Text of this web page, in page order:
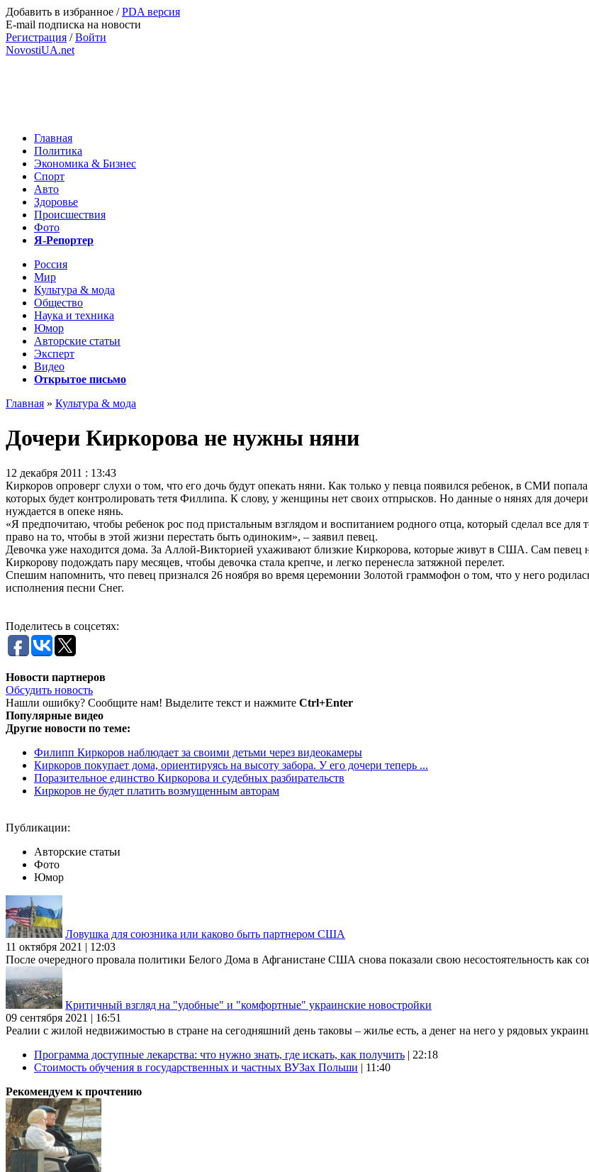
Добавить в избранное /PDA версия
E-mail подписка на новости
Регистрация /Войти
NovostiUA.net
Главная
Политика
Экономика & Бизнес
Спорт
Авто
Здоровье
Происшествия
Фото
Я-Репортер
Россия
Мир
Культура & мода
Общество
Наука и техника
Юмор
Авторские статьи
Эксперт
Видео
Открытое письмо
Главная » Культура & мода
Дочери Киркорова не нужны няни
12 декабря 2011 : 13:43
Киркоров опроверг слухи о том, что его дочь будут опекать няни. Как только у певца появился ребенок, в СМИ
которых будет контролировать тетя Филлипа. К слову, у женщины нет своих отпрысков. Но данные о нянях для
нуждается в опеке нянь.
«Я предпочитаю, чтобы ребенок рос под пристальным взглядом и воспитанием родного отца, который сделал все для
право на то, чтобы в этой жизни перестать быть одиноким», – заявил певец.
Девочка уже находится дома. За Аллой-Викторией ухаживают близкие Киркорова, которые живут в США. Сам певец
Киркорову подождать пару месяцев, чтобы девочка стала крепче, и легко перенесла затяжной перелет.
Спешим напомнить, что певец признался 26 ноября во время церемонии Золотой граммофон о том, что у него
исполнения песни Снег.
Поделитесь в соцсетях:
Новости партнеров
Обсудить новость
Нашли ошибку? Сообщите нам! Выделите текст и нажмите Ctrl+Enter
Популярные видео
Другие новости по теме:
Филипп Киркоров наблюдает за своими детьми через видеокамеры
Киркоров покупает дома, ориентируясь на высоту забора. У его дочери теперь ...
Поразительное единство Киркорова и судебных разбирательств
Киркоров не будет платить возмущенным авторам
Публикации:
Авторские статьи
Фото
Юмор
Ловушка для союзника или каково быть партнером США
11 октября 2021 | 12:03
После очередного провала политики Белого Дома в Афганистане США снова показали свою несостоятельность как
Критичный взгляд на "удобные" и "комфортные" украинские новостройки
09 сентября 2021 | 16:51
Реалии с жилой недвижимостью в стране на сегодняшний день таковы – жилье есть, а денег на него у рядовых
Программа доступные лекарства: что нужно знать, где искать, как получить | 22:18
Стоимость обучения в государственных и частных ВУЗах Польши | 11:40
Рекомендуем к прочтению